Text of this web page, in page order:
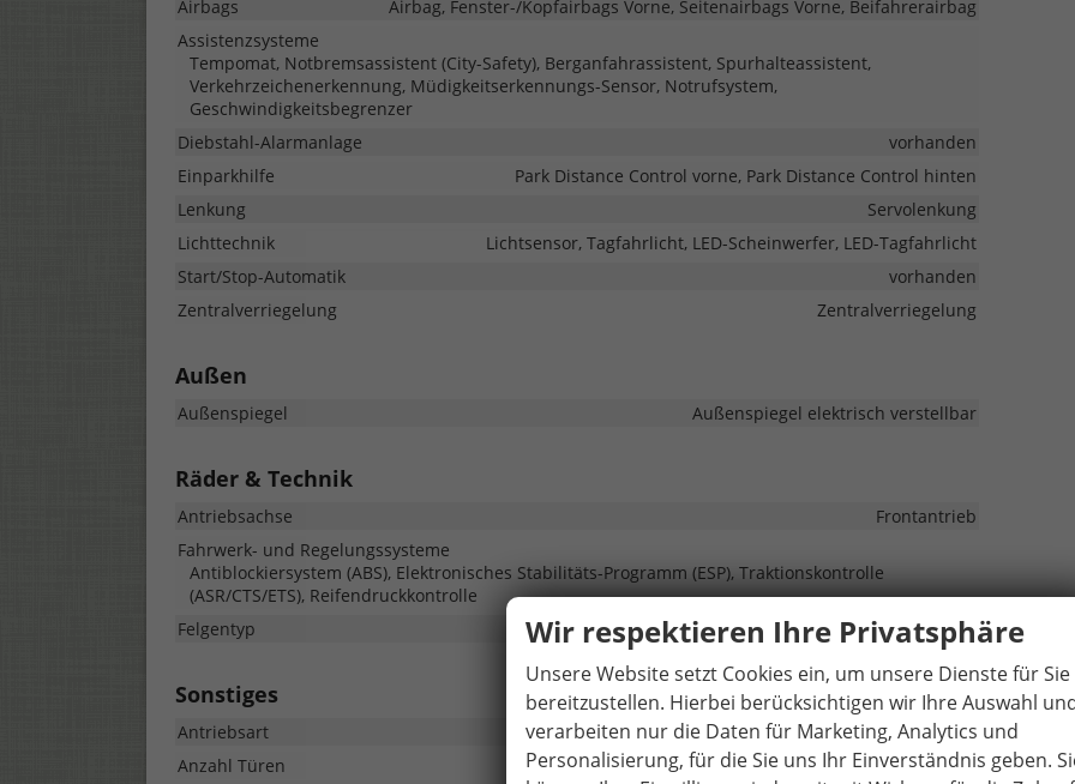
Airbags
Airbag, Fenster-/Kopfairbags Vorne, Seitenairbags Vorne, Beifahrerairbag
Assistenzsysteme
Tempomat, Notbremsassistent (City-Safety), Berganfahrassistent, Spurhalteassistent,
Verkehrzeichenerkennung, Müdigkeitserkennungs-Sensor, Notrufsystem,
Geschwindigkeitsbegrenzer
Diebstahl-Alarmanlage
vorhanden
Einparkhilfe
Park Distance Control vorne, Park Distance Control hinten
Lenkung
Servolenkung
Lichttechnik
Lichtsensor, Tagfahrlicht, LED-Scheinwerfer, LED-Tagfahrlicht
Start/Stop-Automatik
vorhanden
Zentralverriegelung
Zentralverriegelung
Außen
Außenspiegel Außenspiegel elektrisch verstellbar
Räder & Technik
Antriebsachse
Frontantrieb
Fahrwerk- und Regelungssysteme
Antiblockiersystem (ABS), Elektronisches Stabilitäts-Programm (ESP), Traktionskontrolle
(ASR/CTS/ETS), Reifendruckkontrolle
Felgentyp
Leichtmetallfelge
Sonstiges
Antriebsart
Verbrennungsmotor (ICE)
Anzahl Türen
5-türig
Wir respektieren Ihre Privatsphäre
Unsere Website setzt Cookies ein, um unsere Dienste für Sie
bereitzustellen. Hierbei berücksichtigen wir Ihre Auswahl
verarbeiten nur die Daten für Marketing, Analytics und
Personalisierung, für die Sie uns Ihr Einverständnis geben.